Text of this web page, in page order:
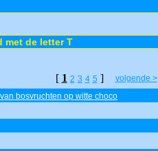
met de letter T
[ 1 2 3 4 5 ] volgende >
bosvruchten op witte choco